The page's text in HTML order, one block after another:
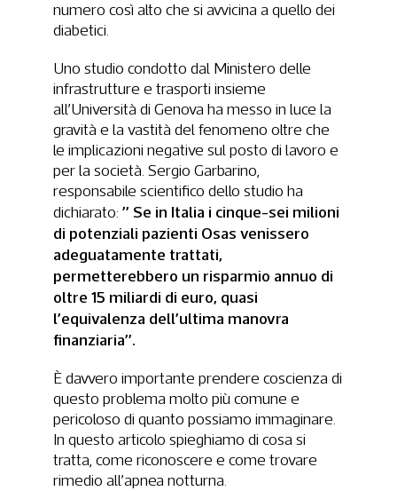
numero così alto che si avvicina a quello dei
diabetici.
Uno studio condotto dal Ministero delle
infrastrutture e trasporti insieme
all’Università di Genova ha messo in luce la
gravità e la vastità del fenomeno oltre che
le implicazioni negative sul posto di lavoro e
per la società. Sergio Garbarino,
responsabile scientifico dello studio ha
dichiarato: ” Se in Italia i cinque-sei milioni
di potenziali pazienti Osas venissero
adeguatamente trattati,
permetterebbero un risparmio annuo di
oltre 15 miliardi di euro, quasi
l’equivalenza dell’ultima manovra
finanziaria”.
È davvero importante prendere coscienza di
questo problema molto più comune e
pericoloso di quanto possiamo immaginare.
In questo articolo spieghiamo di cosa si
tratta, come riconoscere e come trovare
rimedio all’apnea notturna.